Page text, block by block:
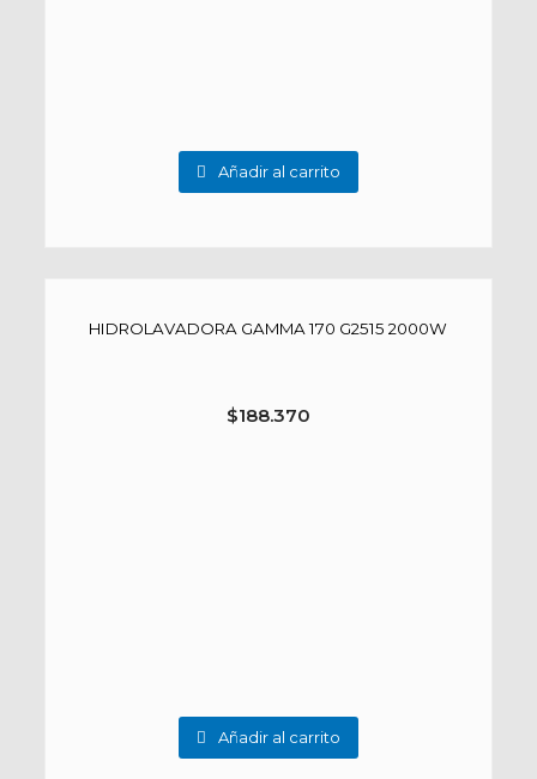
Añadir al carrito
HIDROLAVADORA GAMMA 170 G2515 2000W
$188.370
Añadir al carrito